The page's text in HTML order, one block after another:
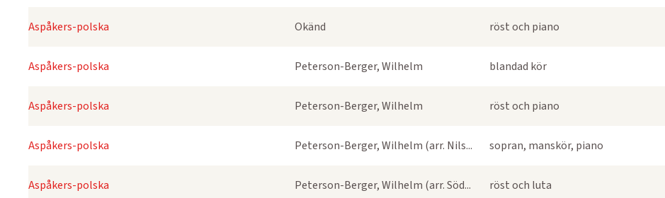
Aspåkers-polska Okänd röst och piano
Aspåkers-polska Peterson-Berger, Wilhelm blandad kör
Aspåkers-polska Peterson-Berger, Wilhelm röst och piano
Aspåkers-polska Peterson-Berger, Wilhelm (arr. Nils... sopran, manskör, piano
Aspåkers-polska Peterson-Berger, Wilhelm (arr. Söd... röst och luta